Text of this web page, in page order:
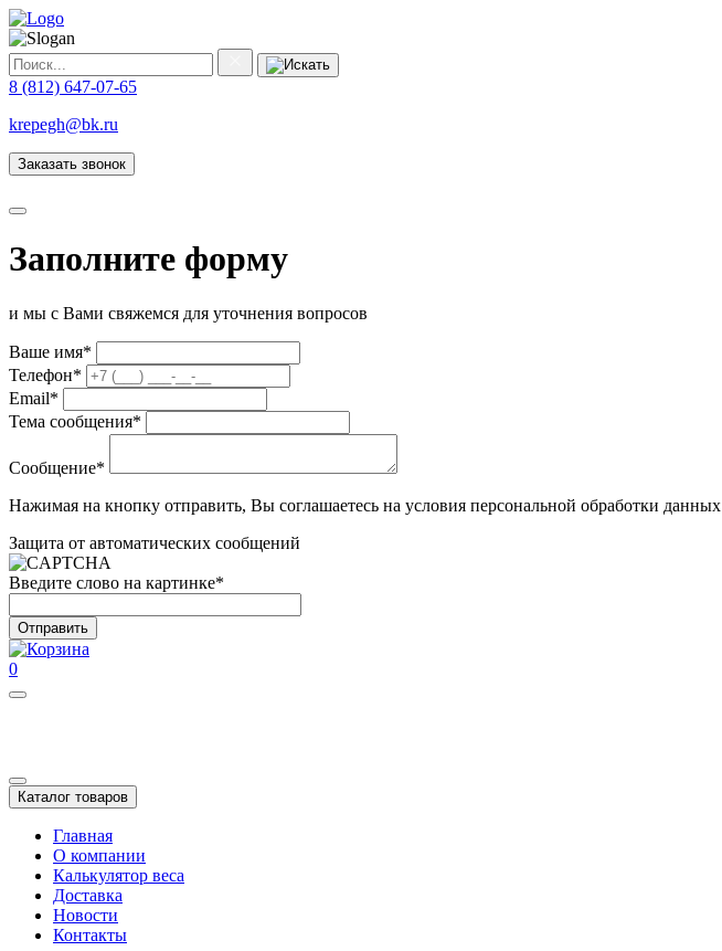
8 (812) 647-07-65
krepegh@bk.ru
Заказать звонок
Заполните форму
и мы с Вами свяжемся для уточнения вопросов
Ваше имя*
Телефон*
Email*
Тема сообщения*
Сообщение*
Нажимая на кнопку отправить, Вы соглашаетесь на условия персональной обработки данных
Защита от автоматических сообщений
Введите слово на картинке*
0
Каталог товаров
Главная
О компании
Калькулятор веса
Доставка
Новости
Контакты